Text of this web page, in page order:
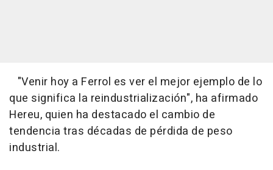
"Venir hoy a Ferrol es ver el mejor ejemplo de lo
que significa la reindustrialización", ha afirmado
Hereu, quien ha destacado el cambio de
tendencia tras décadas de pérdida de peso
industrial.